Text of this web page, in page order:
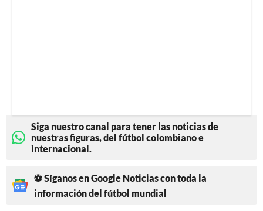
Siga nuestro canal para tener las noticias de
nuestras figuras, del fútbol colombiano e
internacional.
⚽ Síganos en Google Noticias con toda la
información del fútbol mundial